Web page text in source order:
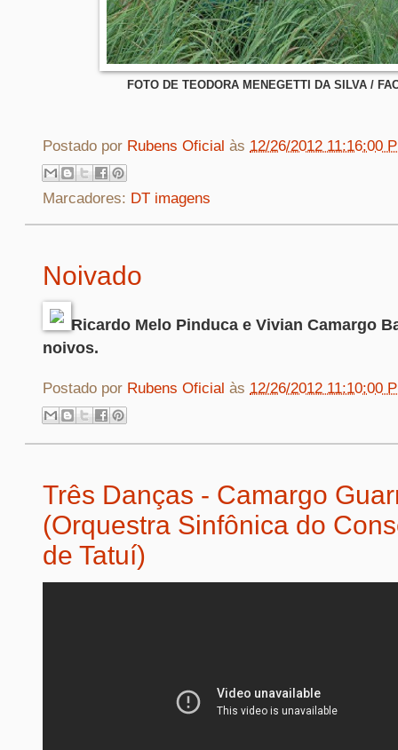
FOTO DE TEODORA MENEGETTI DA SILVA /
Postado por Rubens Oficial às 12/26/2012 11:16:00
Marcadores: DT imagens
Noivado
Ricardo Melo Pinduca e Vivian Camargo
noivos.
Postado por Rubens Oficial às 12/26/2012 11:10:00
Três Danças - Camargo
(Orquestra Sinfônica do
de Tatuí)